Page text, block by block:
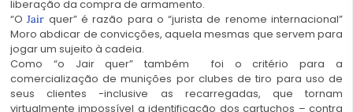
liberação da compra de armamento.
“OJair quer” é razão para o “jurista de renome internacional”
Moro abdicar de convicções, aquela mesmas que servem para
jogar um sujeito à cadeia.
Como “o Jair quer” também foi o critério para a
comercialização de munições por clubes de tiro para uso de
seus clientes -inclusive as recarregadas, que tornam
virtualmente impossível a identificação dos cartuchos – contra